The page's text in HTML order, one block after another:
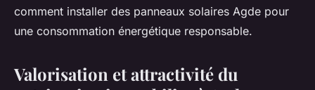
comment installer des panneaux solaires Agde pour
une consommation énergétique responsable.
Valorisation et attractivité du